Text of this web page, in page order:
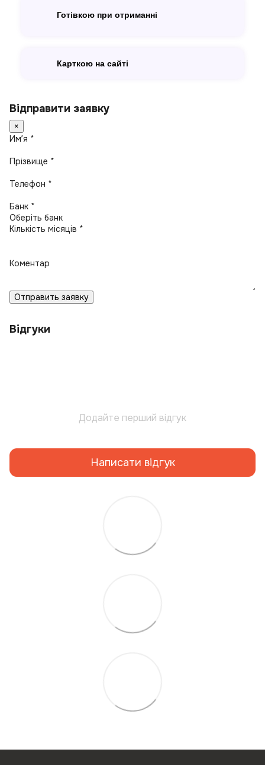
Готівкою при отриманні
Карткою на сайті
Відправити заявку
×
Имʼя *
Прізвище *
Телефон *
Банк *
Кількість місяців *
Коментар
Отправить заявку
Відгуки
Додайте перший відгук
Написати відгук